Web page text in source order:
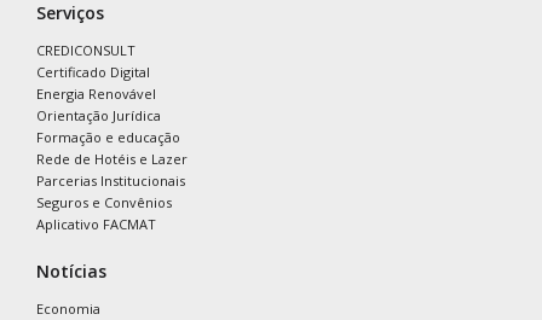
Serviços
CREDICONSULT
Certificado Digital
Energia Renovável
Orientação Jurídica
Formação e educação
Rede de Hotéis e Lazer
Parcerias Institucionais
Seguros e Convênios
Aplicativo FACMAT
Notícias
Economia